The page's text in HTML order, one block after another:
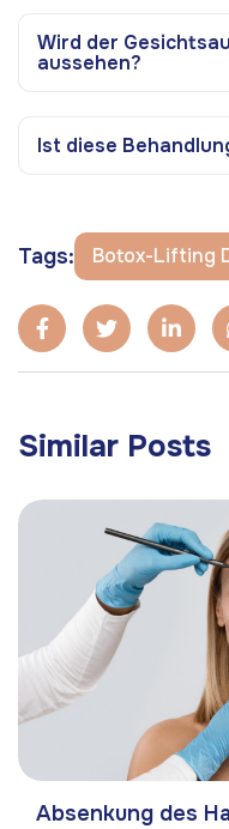
Wird der
aussehen?
Ist diese
Tags: Botox-Lifting
Similar Posts
Absenkung des